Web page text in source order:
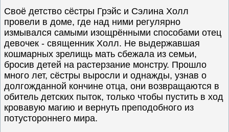
Своё детство сёстры Грэйс и Сэлина Холл
провели в доме, где над ними регулярно
измывался самыми изощрёнными способами отец
девочек - священник Холл. Не выдержавшая
кошмарных зрелищь мать сбежала из семьи,
бросив детей на растерзание монстру. Прошло
много лет, сёстры выросли и однажды, узнав о
долгожданной кончине отца, они возвращаются в
обитель детских пыток, только чтобы пустить в ход
кровавую магию и вернуть преподобного из
потустороннего мира.